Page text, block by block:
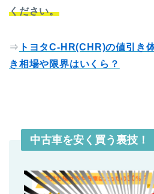
ください。
⇒ トヨタC-HR(CHR)の値引き
き相場や限界はいくら？
中古車を安く買う裏技！